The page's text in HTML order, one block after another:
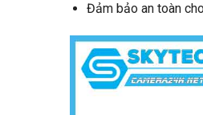
Đảm bảo an toàn